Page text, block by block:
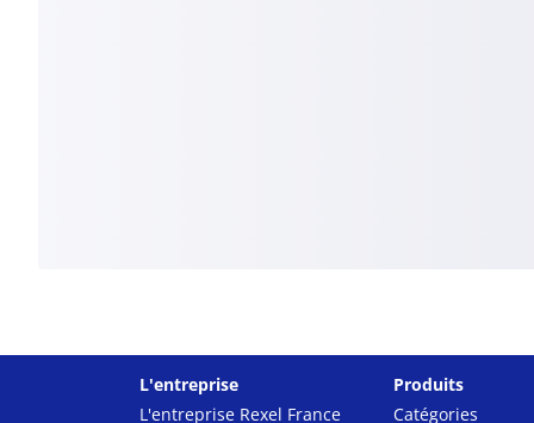
L'entreprise
L'entreprise Rexel France
Produits
Catégories